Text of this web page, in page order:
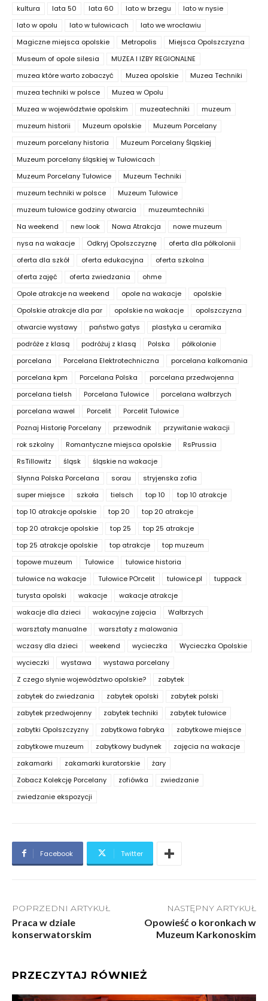
kultura lata 50 lata 60 lato w brzegu
lato w nysie
lato w opolu
lato w tułowicach
lato we wrocławiu
Magiczne miejsca opolskie
Metropolis
Miejsca Opolszczyzna
Museum of opole silesia
MUZEA I IZBY REGIONALNE
muzea które warto zobaczyć
Muzea opolskie
Muzea Techniki
muzea techniki w polsce
Muzea w Opolu
Muzea w województwie opolskim
muzeatechniki
muzeum
muzeum historii
Muzeum opolskie
Muzeum Porcelany
muzeum porcelany historia
Muzeum Porcelany Śląskiej
Muzeum porcelany śląskiej w Tułowicach
Muzeum Porcelany Tułowice
Muzeum Techniki
muzeum techniki w polsce
Muzeum Tułowice
muzeum tułowice godziny otwarcia
muzeumtechniki
Na weekend
new look Nowa Atrakcja
nowe muzeum
nysa na wakacje
Odkryj Opolszczyznę
oferta dla półkolonii
oferta dla szkół
oferta edukacyjna
oferta szkolna
oferta zajęć
oferta zwiedzania
ohme
Opole atrakcje na weekend
opole na wakacje
opolskie
Opolskie atrakcje dla par
opolskie na wakacje
opolszczyzna
otwarcie wystawy
państwo gatys
plastyka u ceramika
podróże z klasą
podróżuj z klasą Polska
półkolonie
porcelana
Porcelana Elektrotechniczna
porcelana kalkomania
porcelana kpm
Porcelana Polska
porcelana przedwojenna
porcelana tielsh
Porcelana Tułowice
porcelana wałbrzych
porcelana wawel
Porcelit
Porcelit Tułowice
Poznaj Historię Porcelany
przewodnik
przywitanie wakacji
rok szkolny
Romantyczne miejsca opolskie
RsPrussia
RsTillowitz
śląsk
śląskie na wakacje
Słynna Polska Porcelana
sorau
stryjenska zofia
super miejsce
szkoła tielsch top 10
top 10 atrakcje
top 10 atrakcje opolskie
top 20
top 20 atrakcje
top 20 atrakcje opolskie
top 25
top 25 atrakcje
top 25 atrakcje opolskie
top atrakcje
top muzeum
topowe muzeum
Tułowice
tułowice historia
tułowice na wakacje
Tułowice POrcelit tułowice.pl
tuppack
turysta opolski
wakacje
wakacje atrakcje
wakacje dla dzieci
wakacyjne zajęcia
Wałbrzych
warsztaty manualne
warsztaty z malowania
wczasy dla dzieci
weekend wycieczka
Wycieczka Opolskie
wycieczki
wystawa
wystawa porcelany
Z czego słynie województwo opolskie?
zabytek
zabytek do zwiedzania
zabytek opolski
zabytek polski
zabytek przedwojenny
zabytek techniki
zabytek tułowice
zabytki Opolszczyzny
zabytkowa fabryka
zabytkowe miejsce
zabytkowe muzeum
zabytkowy budynek
zajęcia na wakacje
zakamarki
zakamarki kuratorskie
żary
Zobacz Kolekcję Porcelany
zofiówka
zwiedzanie
zwiedzanie ekspozycji
Facebook Twitter
POPRZEDNI ARTYKUŁ
Praca w dziale
konserwatorskim
NASTĘPNY ARTYKUŁ
Opowieść o koronkach w
Muzeum Karkonoskim
PRZECZYTAJ RÓWNIEŻ